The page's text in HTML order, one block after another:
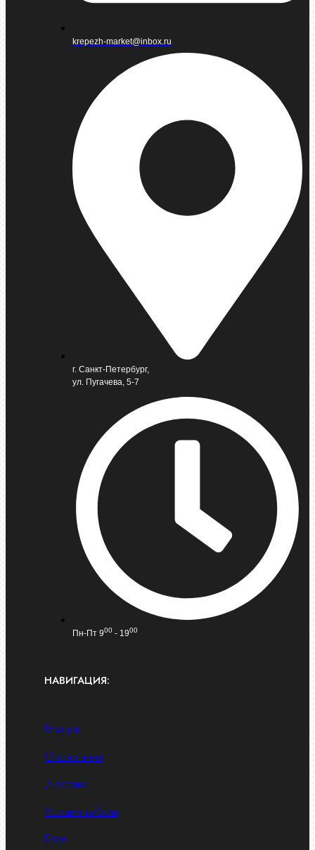
krepezh-market@inbox.ru
г. Санкт-Петербург,
ул. Пугачева, 5-7
Пн-Пт 900 - 1900
НАВИГАЦИЯ:
Главная
О компании
Доставка
Условия работы
Блог